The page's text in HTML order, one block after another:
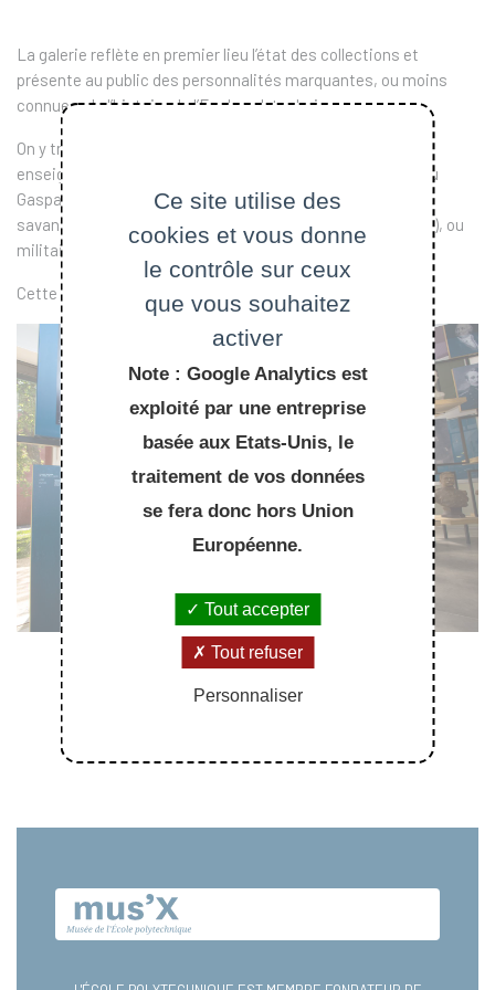
La galerie reflète en premier lieu l’état des collections et
présente au public des personnalités marquantes, ou moins
connues, de l’histoire de l’Ecole polytechnique.
On y trouve les fondateurs, comme Lazare Carnot, des
enseignants, comme Louis-Bernard Guyton de Morveau ou
Gaspard Riche de Prony, des anciens élèves, qu’ils soient
savants (Louis Leprince-Ringuet), ingénieurs (Louis Vicat), ou
militaires (Joseph Joffre, Jean Nony…).
Cette galerie termine le parcours de visite.
Ce site utilise des
cookies et vous donne
le contrôle sur ceux
que vous souhaitez
activer
Note : Google Analytics est
exploité par une entreprise
basée aux Etats-Unis, le
traitement de vos données
se fera donc hors Union
Européenne.
Tout accepter
Tout refuser
Personnaliser